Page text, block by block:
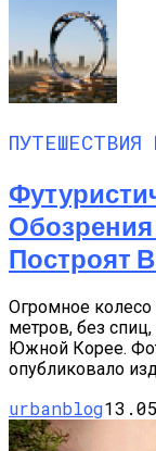
ПУТЕШЕСТВИЯ
Построят
Огромное колесо
метров, без
Южной Корее.
опубликовало
urbanblog